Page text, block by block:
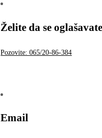
Želite da se
Pozovite: 065/20-86-384
Email